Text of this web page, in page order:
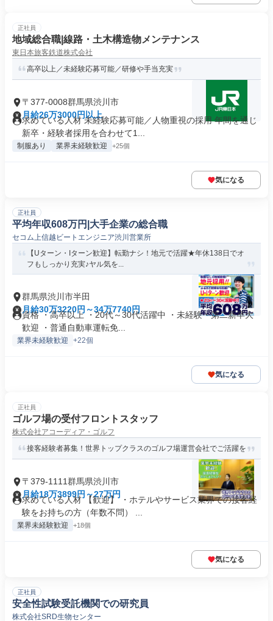
正社員
地域総合職|線路・土木構造物メンテナンス
東日本旅客鉄道株式会社
高卒以上／未経験応募可能／研修や手当充実
〒377-0008群馬県渋川市
月給26万3000円以上
求めている人材 未経験応募可能／人物重視の採用 年間を通じ
新卒・経験者採用を合わせて1...
制服あり 業界未経験歓迎 +25個
気になる
正社員
平均年収608万円|大手企業の総合職
セコム上信越ビートエンジニア渋川営業所
【Uターン・Iターン歓迎】転勤ナシ！地元で活躍★年休138日でオ
フもしっかり充実♪ヤル気を...
群馬県渋川市半田
月給30万3220円～34万7740円
資格 ・高卒以上 ・20代～30代活躍中 ・未経験・第二新卒大
歓迎 ・普通自動車運転免...
業界未経験歓迎 +22個
気になる
正社員
ゴルフ場の受付フロントスタッフ
株式会社アコーディア・ゴルフ
接客経験者募集！世界トップクラスのゴルフ場運営会社でご活躍を
〒379-1111群馬県渋川市
月給18万3899円～27万円
求めている人材 【歓迎】 ・ホテルやサービス業界での接客経
験をお持ちの方（年数不問） ...
業界未経験歓迎 +18個
気になる
正社員
安全性試験受託機関での研究員
株式会社SRD生物センター